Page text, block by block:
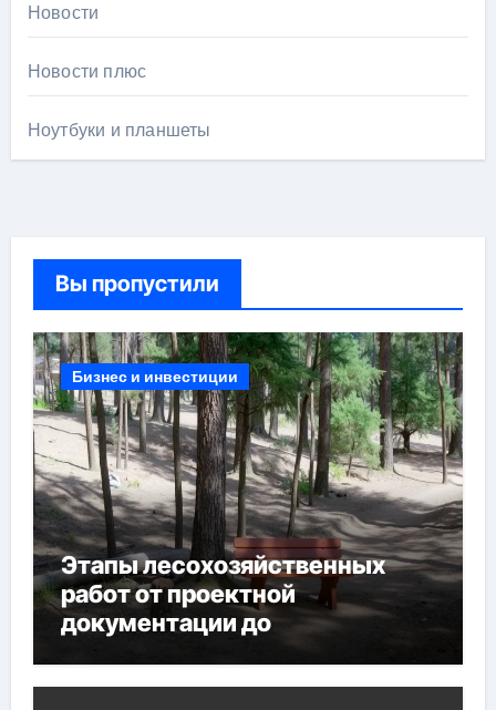
Новости
Новости плюс
Ноутбуки и планшеты
Вы пропустили
Бизнес и инвестиции
Этапы лесохозяйственных
работ от проектной
документации до
мероприятий и обустройства